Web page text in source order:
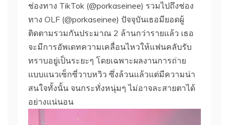
ช่องทาง TikTok (@porkaseinee) รวมไปถึงช่อง
ทาง OLF (@porkaseinee) ปัจจุบันเธอมียอดผู้
ติดตามรวมกันประมาณ 2 ล้านกว่ารายแล้ว เธอ
จะมีการอัพเดทความเคลื่อนไหวให้แฟนคลับรับ
ทราบอยู่เป็นระยะๆ โดยเฉพาะผลงานการถ่าย
แบบแนวเซ็กซี่วาบหวิว ซึ่งล้วนแล้วแต่มีความน่า
สนใจทั้งนั้น จนกระทั่งหนุ่มๆ ไม่อาจละสายตาได้
อย่างแน่นอน